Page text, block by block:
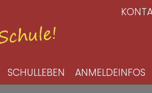
SCHULLEBEN ANMELDEINFOS